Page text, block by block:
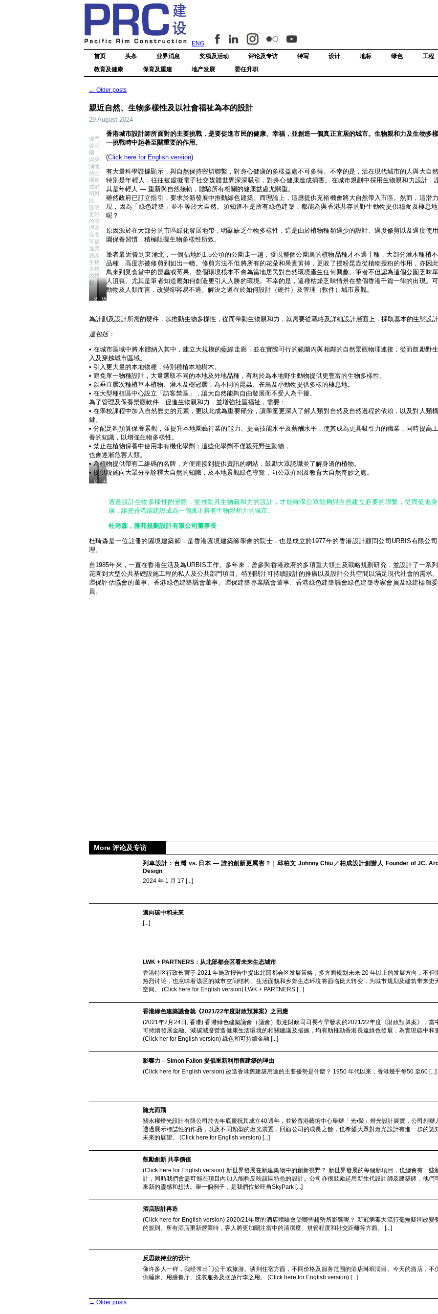
ENG
首页 头条 业界消息 奖项及活动 评论及专访 特写 设计 地标 绿色 工程
教育及健康
保育及重建 地产发展 委任升职
← Older posts
親近自然、生物多樣性及以社會福祉為本的設計
29 August 2024
城門
谷公
園：
與東
涌北
的公
園形
成鮮
明對
比，
證明
更好
的管
理及
保養
可促
進美
麗及
生物
多樣
的景
觀。
香港城市設計師所面對的主要挑戰，是要促進市民的健康、幸福，並創造一個真正宜居的城市。生物親和力及生物多
一挑戰時中起著至關重要的作用。
(Click here for English version)
有大量科學證據顯示，與自然保持密切聯繫，對身心健康的多樣益處不可多得。不幸的是，活在現代城市的人與大自然
特別是年輕人，往往被虛擬電子社交媒體世界深深吸引，對身心健康造成損害。在城市規劃中採用生物親和力設計
其是年輕人 — 重新與自然接軌，體驗所有相關的健康益處尤關重。
雖然政府已訂立指引，要求於新發展中推動綠色建築。而理論上，這應提供充裕機會將大自然帶入市區。然而，這潛
現，因為「綠色建築」並不等於大自然。須知道不是所有綠色建築，都能為與香港共存的野生動物提供糧食及棲息
呢？
原因源於在大部分的市區綠化發展地帶，明顯缺乏生物多樣性，這是由於植物種類過少的設計、過度修剪以及過度使
園保養習慣，積極阻礙生物多樣性所致。
筆者最近曾到東涌北，一個佔地約1.5公頃的公園走一趟，發現整個公園裏的植物品種才不過十種，大部分灌木種植
品種，高度亦被修剪到如出一轍。修剪方法不但將所有的花朵和果實剪掉，更敗了授粉昆蟲從植物授粉的作用，亦因
鳥來到覓食當中的昆蟲或莓果。整個環境根本不會為當地居民對自然環境產生任何興趣。筆者不但認為這個公園乏味
人沮喪。尤其是筆者知道應如何創造更引人入勝的環境。不幸的是，這種枯燥乏味情景在整個香港千篇一律的出現。
動物及人類而言，改變卻容易不過。解決之道在於如何設計（硬件）及管理（軟件）城市景觀。
添
園：
被
樣
性
非
常
貧
乏，
保
養
方
式
不
但
對
野
生
物
種
造
成
阻
礙，
對
大
自
的
興
趣。
東
公
開
空
間：
草
木
被
嚴
重
修
剪、
缺
少
同
品
種。
這
公
園
與
眾
多
樣
可
「綠
色
沙
漠」。
Victoria
Bohemian
Garden
單
吸
引
著
人
類
訪
客，
各
類
昆
也
喜
愛
當
中
的
生
物
多
為計劃及設計所需的硬件，以推動生物多樣性，從而帶動生物親和力，就需要從戰略及詳細設計層面上，採取基本的生態設計
這包括：
• 在城市區域中將水體納入其中，建立大規模的藍綠走廊，並在實際可行的範圍內與相鄰的自然景觀物理連接，從而鼓勵野
入及穿越城市區域。
• 引入更大量的本地物種，特別種植本地樹木。
• 避免單一物種設計，大量選取不同的本地及外地品種，有利於為本地野生動物提供更豐富的生物多樣性。
• 以垂直層次種植草本植物、灌木及樹冠層，為不同的昆蟲、雀鳥及小動物提供多樣的棲息地。
• 在大型種植區中心設立「訪客禁區」，讓大自然能夠自由發展而不受人為干擾。
為了管理及保養景觀軟件，促進生物親和力，並增強社區福祉，需要：
• 在學校課程中加入自然歷史的元素，更以此成為重要部分，讓學童更深入了解人類對自然及自然過程的依賴，以及對人類
鍵。
• 分配足夠預算保養景觀，並提升本地園藝行業的能力、提高技能水平及薪酬水平，使其成為更具吸引力的職業，同時提高
養的知識，以增強生物多樣性。
• 禁止在植物保養中使用非有機化學劑；這些化學劑不僅殺死野生動物，
也會逐漸危害人類。
• 為植物提供帶有二維碼的名牌，方便連接到提供資訊的網站，鼓勵大眾認識並了解身邊的植物。
• 提供設施向大眾分享詮釋大自然的知識，及本地景觀綠色導覽，向公眾介紹及教育大自然奇妙之處。
城
樣
性
吸
不
少
業
餘
攝
太
（將
包
種
不
同
的
透過設計生物多樣性的景觀，並推動具生物親和力的設計，才能確保公眾能夠與自然建立必要的聯繫，從而促進
康，讓把香港能建設成為一個真正具有生物親和力的城市。
杜琦森，雅邦規劃設計有限公司董事長
杜琦森是一位註冊的園境建築師，是香港園境建築師學會的院士，也是成立於1977年的香港設計顧問公司URBIS有限公
理。
自1985年來，一直在香港生活及為URBIS工作。多年來，曾參與香港政府的多項重大領土及戰略規劃研究，並設計了一系
花園到大型公共基礎設施工程的私人及公共部門項目。特別關注可持續設計的推廣以及設計公共空間以滿足現代社會的需求
環保評估協會的董事、香港綠色建築議會董事、環保建築專業議會董事、香港綠色建築議會綠色建築專家會員及綠建標籤
員。
More 评论及专访
列車設計：台灣 vs. 日本 — 誰的創新更厲害？｜邱柏文 Johnny Chiu／柏成設計創辦人 Founder of JC.
Design
2024 年 1 月 17 [...]
邁向碳中和未來
[...]
LWK + PARTNERS：从北部都会区看未来生态城市
香港特区行政长官于 2021 年施政报告中提出北部都会区发展策略，多方面规划未来 20 年以上的发展方向，不但
热烈讨论，也意味着该区的城市空间结构、生活面貌和乡郊生态环境将面临庞大转变，为城市规划及建筑带来史
空间。 (Click here for English version) LWK + PARTNERS [...]
香港綠色建築議會就《2021/22年度財政預算案》之回應
(2021年2月24日, 香港) 香港綠色建築議會（議會）歡迎財政司司長今早發表的2021/22年度《財政預算案》，當
可持續發展金融、減碳減廢營造健康生活環境的相關建議及措施，均有助推動香港長遠綠色發展，為實現碳中和
(Click her for English version) 綠色和可持續金融 [...]
影響力 – Simon Fallon 提倡重新利用舊建築的理由
(Click here for English version) 改造香港舊建築用途的主要優勢是什麼？ 1950 年代以來，香港幾乎每50 至60 [...]
隨光而飛
關永權燈光設計有限公司於去年底慶祝其成立40週年，並於香港藝術中心舉辦「光•聚」燈光設計展覽，公司創辦
透過展示標誌性的作品，以及不同類型的燈光裝置，回顧公司的成長之餘，也希望大眾對燈光設計有進一步的認
未來的展望。 (Click here for English version) [...]
鼓勵創新 共享價值
(Click here for English version) 新世界發展在新建築物中的創新視野？ 新世界發展的每個新項目，也總會有一些
計，同時我們會盡可能在項目內加入能夠反映該區特色的設計。公司亦很鼓勵起用新生代設計師及建築師，他們
來新的靈感和想法。舉一個例子，是我們位於旺角SkyPark [...]
酒店設計再造
(Click here for English version) 2020/21年度的酒店體驗會受哪些趨勢所影響呢？ 新冠病毒大流行毫無疑問改變
的規則。所有酒店重新營業時，客人將更加關注當中的清潔度、規管程度和社交距離等方面。 [...]
反思款待业的设计
像许多人一样，我经常出门公干或旅游。谈到住宿方面，不同价格及服务范围的酒店琳琅满目。今天的酒店，不
供睡床、用膳餐厅、洗衣服务及摆放行李之用。 (Click here for English version) [...]
← Older posts